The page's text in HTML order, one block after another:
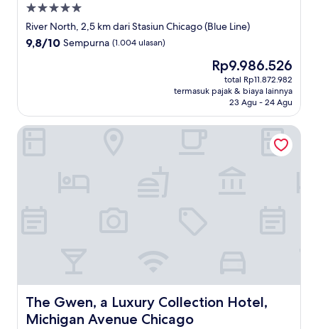
Properti
bintang
5.0
River North, 2,5 km dari Stasiun Chicago (Blue Line)
9.8
9,8/10 Sempurna (1.004 ulasan)
Harga
sekarang
Rp9.986.526
Rp9.986.526
total Rp11.872.982
termasuk pajak & biaya lainnya
23 Agu - 24 Agu
The Gwen, a Luxury Collection Hotel,
Michigan Avenue Chicago
The Gwen, a Luxury Collection Hotel, Michigan Avenue
The Gwen, a Luxury Collection Hotel, Michigan Avenue